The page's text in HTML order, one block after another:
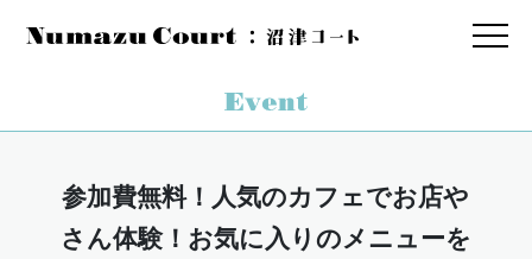
参加費無料！人気のカフェでお店や
さん体験！お気に入りのメニューを